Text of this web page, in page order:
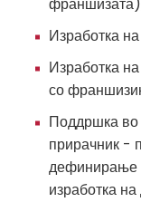
Изработка
Изработка
со
Поддршка во
прирачник -
дефинирање
изработка